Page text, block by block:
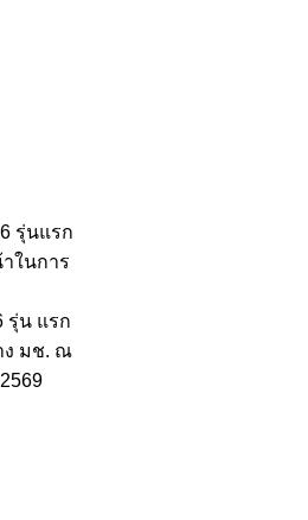
รุ่นแรก
ในการ
รุ่น แรก
ง มช. ณ